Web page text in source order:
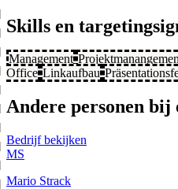
Skills en
Management
Office Linkaufbau
Andere personen bij
Bedrijf bekijken
MS
Mario Strack